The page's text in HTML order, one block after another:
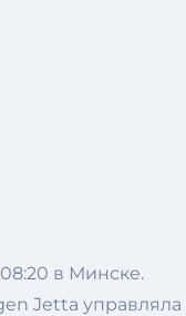
в Минске.
Jetta управляла